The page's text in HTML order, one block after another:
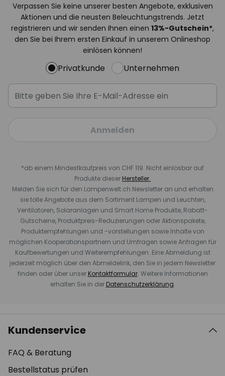
Verpassen Sie keine unserer besten Angebote, exklusiven
Aktionen und die neusten Beleuchtungstrends. Jetzt
registrieren und wir senden Ihnen einen 13%-Gutschein*,
den Sie bei Ihrem ersten Einkauf in unserem Onlineshop
einlösen können!
Privatkunde Unternehmen
Anmelden
*ab einem Mindestkaufpreis von CHF 119. Nicht einlösbar auf
Produkte dieser Hersteller.
Melden Sie sich für den Lampenwelt.ch Newsletter an und erhalten
sie tolle Angebote aus dem Sortiment Lampen und Leuchten,
Ventilatoren, Solaranlagen und Smart Home Produkte, Rabatt-
Gutscheine, Produktpreis-Reduzierungen oder Aktionspakete,
Produktempfehlungen und -vorstellungen sowie Inhalte von
möglichen Kooperationspartnern und Umfragen sowie Anfragen für
Kaufbewertungen und Weiterempfehlungen. Eine Abmeldung ist
jederzeit möglich über den Abmeldelink, den Sie in jedem Newsletter
finden oder über unser Kontaktformular. Weitere Informationen
erhalten Sie in der Datenschutzerklärung.
Kundenservice
FAQ & Beratung
Bestellstatus prüfen